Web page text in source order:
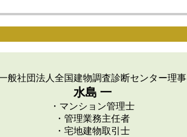
般社団法人全国建物調査診断センター理事
水島 一
・マンション管理士
・管理業務主任者
・宅地建物取引士